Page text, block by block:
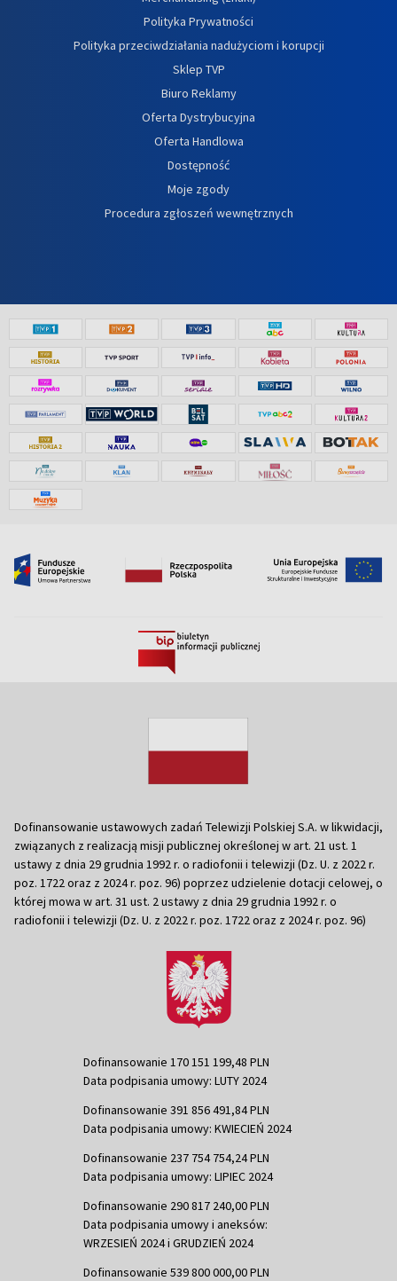
Polityka Prywatności
Polityka przeciwdziałania nadużyciom i korupcji
Sklep TVP
Biuro Reklamy
Oferta Dystrybucyjna
Oferta Handlowa
Dostępność
Moje zgody
Procedura zgłoszeń wewnętrznych
Dofinansowanie ustawowych zadań Telewizji Polskiej S.A. w likwidacji,
związanych z realizacją misji publicznej określonej w art. 21 ust. 1
ustawy z dnia 29 grudnia 1992 r. o radiofonii i telewizji (Dz. U. z 2022 r.
poz. 1722 oraz z 2024 r. poz. 96) poprzez udzielenie dotacji celowej, o
której mowa w art. 31 ust. 2 ustawy z dnia 29 grudnia 1992 r. o
radiofonii i telewizji (Dz. U. z 2022 r. poz. 1722 oraz z 2024 r. poz. 96)
Dofinansowanie 170 151 199,48 PLN
Data podpisania umowy: LUTY 2024
Dofinansowanie 391 856 491,84 PLN
Data podpisania umowy: KWIECIEŃ 2024
Dofinansowanie 237 754 754,24 PLN
Data podpisania umowy: LIPIEC 2024
Dofinansowanie 290 817 240,00 PLN
Data podpisania umowy i aneksów:
WRZESIEŃ 2024 i GRUDZIEŃ 2024
Dofinansowanie 539 800 000,00 PLN